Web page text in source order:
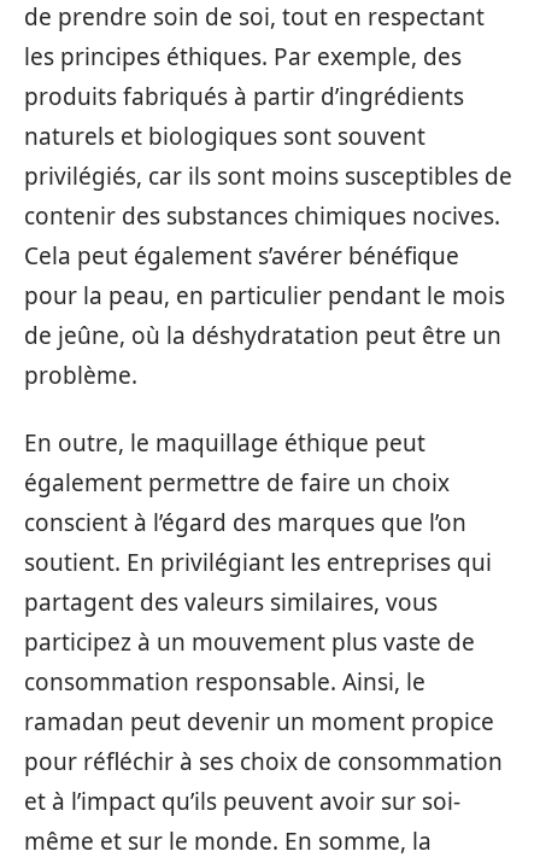
de prendre soin de soi, tout en respectant
les principes éthiques. Par exemple, des
produits fabriqués à partir d’ingrédients
naturels et biologiques sont souvent
privilégiés, car ils sont moins susceptibles de
contenir des substances chimiques nocives.
Cela peut également s’avérer bénéfique
pour la peau, en particulier pendant le mois
de jeûne, où la déshydratation peut être un
problème.
En outre, le maquillage éthique peut
également permettre de faire un choix
conscient à l’égard des marques que l’on
soutient. En privilégiant les entreprises qui
partagent des valeurs similaires, vous
participez à un mouvement plus vaste de
consommation responsable. Ainsi, le
ramadan peut devenir un moment propice
pour réfléchir à ses choix de consommation
et à l’impact qu’ils peuvent avoir sur soi-
même et sur le monde. En somme, la